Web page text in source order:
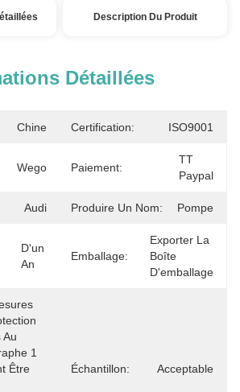
Description Du Produit
Détaillées
Chine Certification: ISO9001
Wego Paiement:
TT
Paypal
Audi Produire Un Nom: Pompe
D'un
An
Emballage:
Exporter La
Boîte
D'emballage
Au
1
Être
Échantillon: Acceptable